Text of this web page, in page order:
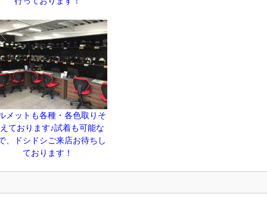
メットも各種・各色取りそ
ております♪試着も可能な
、ドシドシご来店お待ちし
ております！